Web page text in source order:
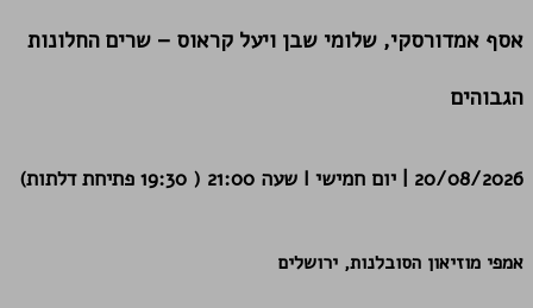
אסף אמדורסקי, שלומי שבן ויעל קראוס – שרים החלונות
הגבוהים
20/08/2026 | יום חמישי I שעה 21:00 ( 19:30 פתיחת דלתות)
אמפי מוזיאון הסובלנות, ירושלים